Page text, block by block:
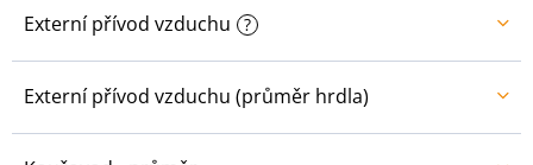
Externí přívod vzduchu ?
Externí přívod vzduchu (průměr hrdla)